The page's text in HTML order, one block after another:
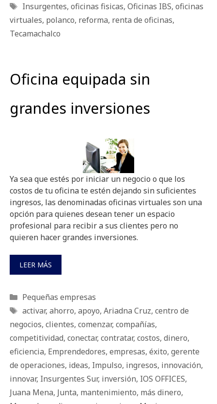
Etiquetas
Insurgentes, oficinas fisicas, Oficinas IBS, oficinas
virtuales, polanco, reforma, renta de oficinas,
Tecamachalco
Oficina equipada sin
grandes inversiones
Ya sea que estés por iniciar un negocio o que los
costos de tu oficina te estén dejando sin suficientes
ingresos, las denominadas oficinas virtuales son una
opción para quienes desean tener un espacio
profesional para recibir a sus clientes pero no
quieren hacer grandes inversiones.
LEER MÁS
Categorías
Pequeñas empresas
Etiquetas
activar, ahorro, apoyo, Ariadna Cruz, centro de
negocios, clientes, comenzar, compañías,
competitividad, conectar, contratar, costos, dinero,
eficiencia, Emprendedores, empresas, éxito, gerente
de operaciones, ideas, Impulso, ingresos, innovación,
innovar, Insurgentes Sur, inversión, IOS OFFICES,
Juana Mena, Junta, mantenimiento, más dinero,